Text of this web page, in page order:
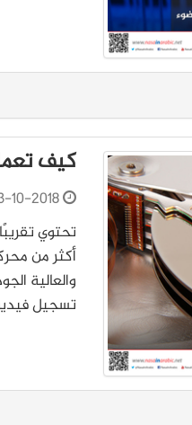
كيف
10-2018
تحتوي
أكثر من
تسجيل